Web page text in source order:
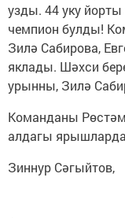
узды. 44 уку
чемпион булды!
Зилә Сабирова,
яклады. Шәхси
урынны, Зилә
Команданы Рөстәм
алдагы
Зиннур Сәгыйтов,